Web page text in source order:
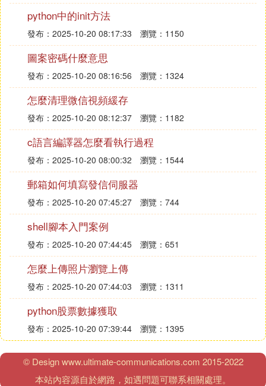
python中的init方法
發布：2025-10-20 08:17:33 瀏覽：1150
圖案密碼什麼意思
發布：2025-10-20 08:16:56 瀏覽：1324
怎麼清理微信視頻緩存
發布：2025-10-20 08:12:37 瀏覽：1182
c語言編譯器怎麼看執行過程
發布：2025-10-20 08:00:32 瀏覽：1544
郵箱如何填寫發信伺服器
發布：2025-10-20 07:45:27 瀏覽：744
shell腳本入門案例
發布：2025-10-20 07:44:45 瀏覽：651
怎麼上傳照片瀏覽上傳
發布：2025-10-20 07:44:03 瀏覽：1311
python股票數據獲取
發布：2025-10-20 07:39:44 瀏覽：1395
© Design www.ultimate-communications.com 2015-2022
本站內容源自於網路，如遇問題可聯系相關處理。